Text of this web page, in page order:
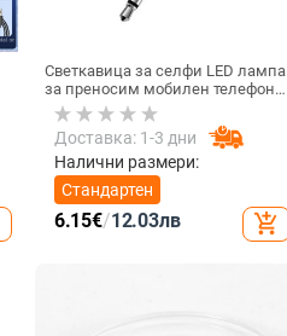
Светкавица за селфи LED лампа
за преносим мобилен телефон
Запълваща светлина за
фотография, акумулаторна
Доставка: 1-3 дни
Налични размери:
Стандартен
6.15€/12.03лв add_shopping_cart